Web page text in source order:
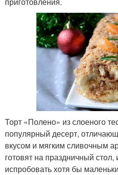
Торт «Полено» из слоеного
популярный десерт,
вкусом и мягким сливочным
готовят на праздничный стол,
испробовать хотя бы